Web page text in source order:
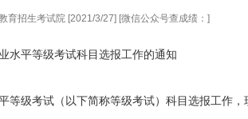
育招生考试院 [2021/3/27] [微信公众号查成绩：]
水平等级考试科目选报工作的通知
级考试（以下简称等级考试）科目选报工作，